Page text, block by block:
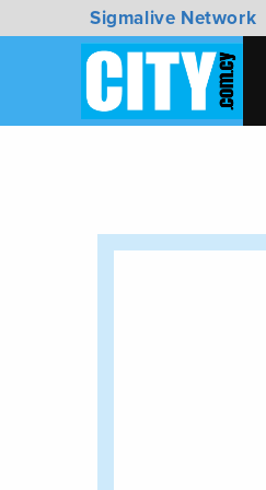
Sigmalive Network